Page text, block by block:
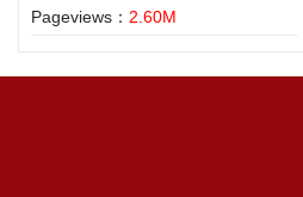
Pageviews： 2.60M